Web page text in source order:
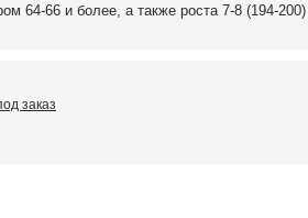
64-66 и более, а также роста 7-8 (194-
заказ